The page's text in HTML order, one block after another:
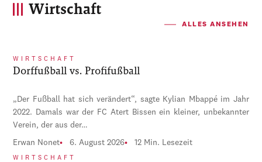
Wirtschaft
ALLES ANSEHEN
WIRTSCHAFT
Dorffußball vs. Profifußball
„Der Fußball hat sich verändert“, sagte Kylian Mbappé im Jahr
2022. Damals war der FC Atert Bissen ein kleiner, unbekannter
Verein, der aus der…
Erwan Nonet 6. August 2026 12 Min. Lesezeit
WIRTSCHAFT